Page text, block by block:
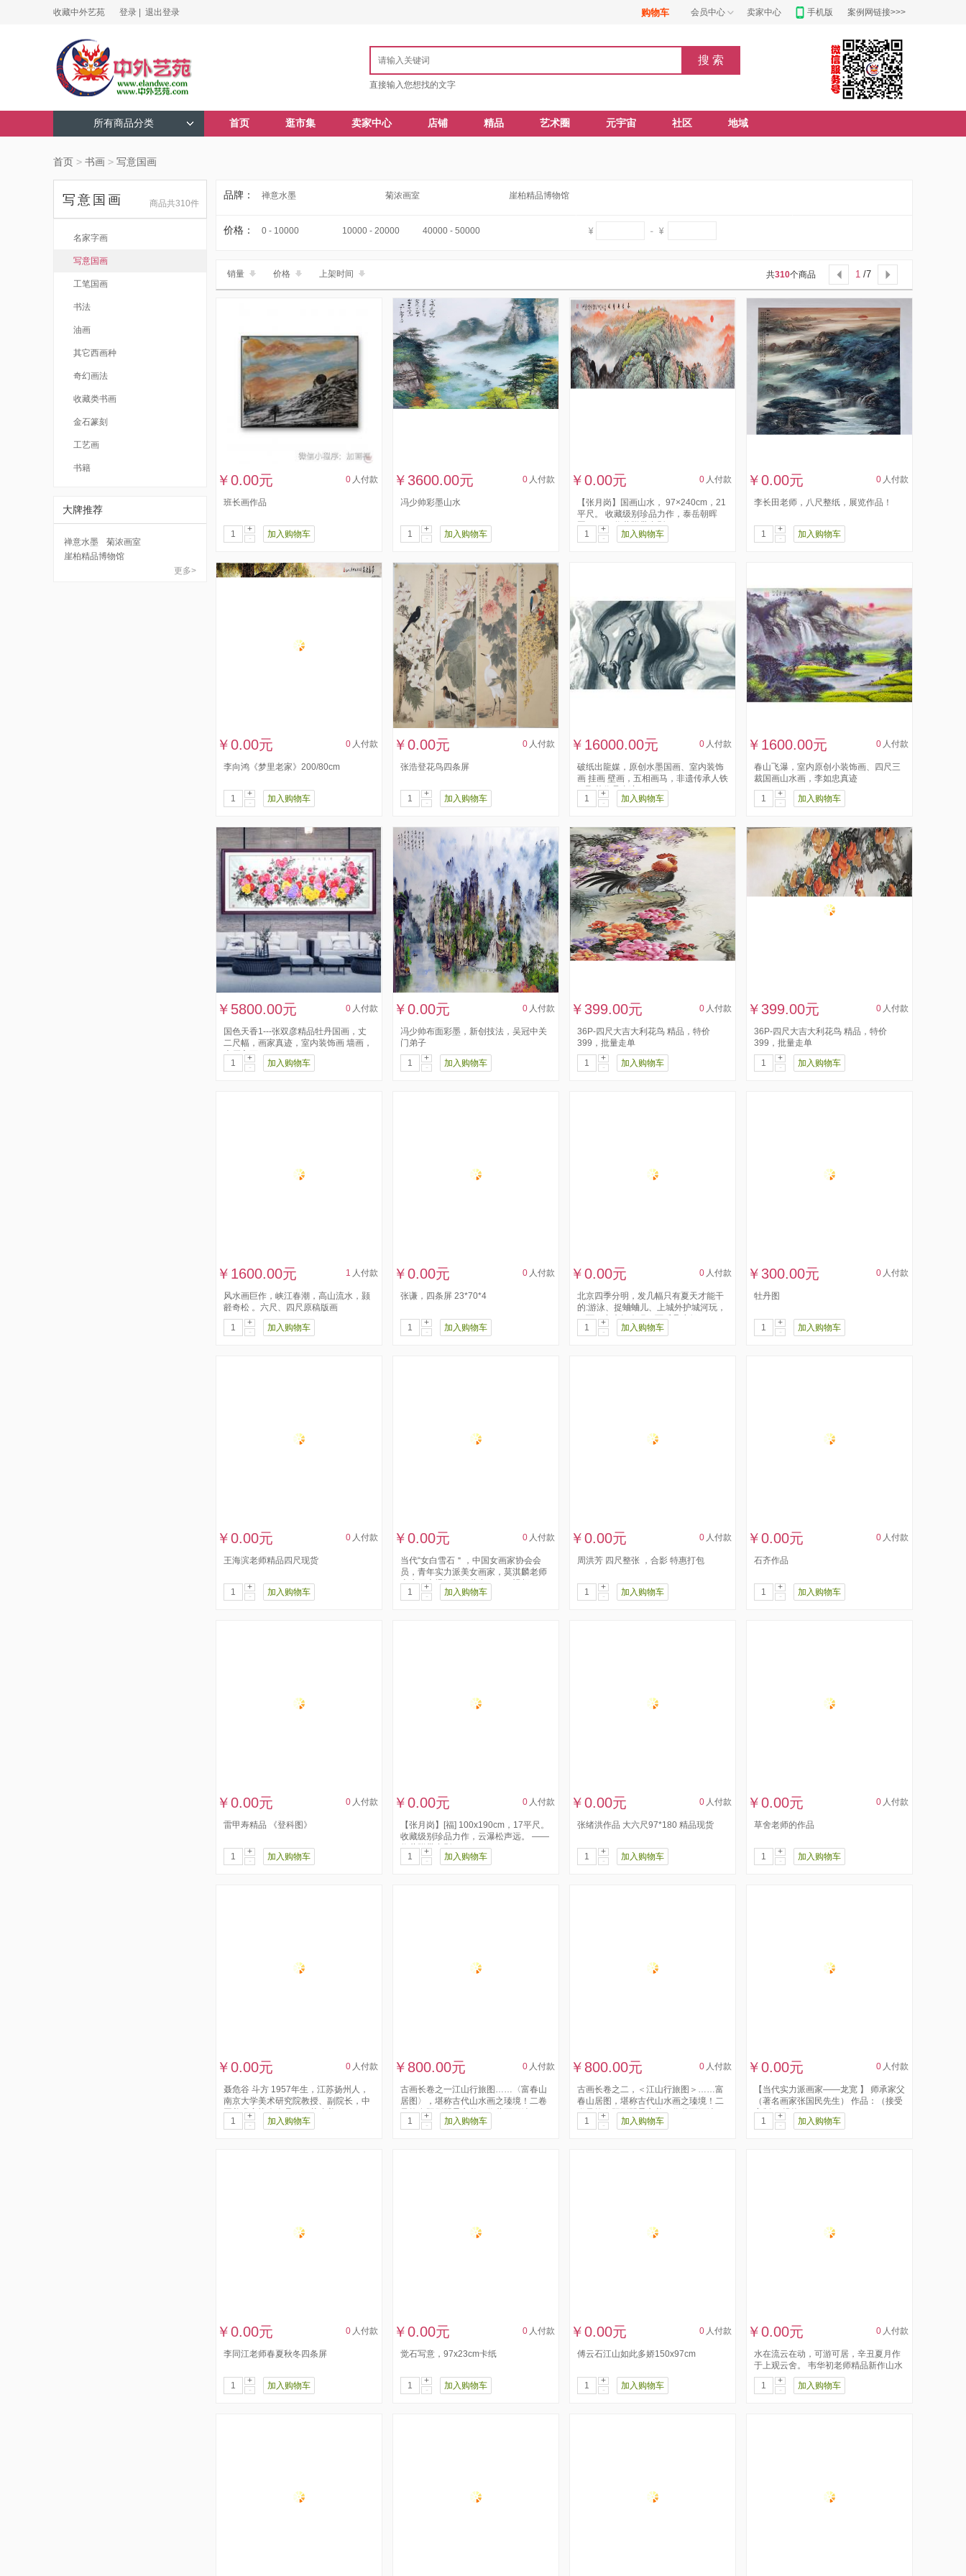
收藏中外艺苑 登录 | 退出登录 购物车 会员中心 卖家中心 手机版 案例网链接>>>
直接输入您想找的文字
所有商品分类 首页 逛市集 卖家中心 店铺 精品 艺术圈 元宇宙 社区 地域
首页 > 书画 > 写意国画
写意国画 商品共310件
名家字画
写意国画
工笔国画
书法
油画
其它西画种
奇幻画法
收藏类书画
金石篆刻
工艺画
书籍
大牌推荐
禅意水墨
菊浓画室
崖柏精品博物馆
更多>
品牌： 禅意水墨 菊浓画室 崖柏精品博物馆
价格： 0 - 10000 10000 - 20000 40000 - 50000
销量 价格 上架时间 共310个商品  1 /7 
￥0.00元 0 人付款
班长画作品
+
-
加入购物车
￥3600.00元 0 人付款
冯少帅彩墨山水
+
-
加入购物车
￥0.00元 0 人付款
【张月岗】国画山水， 97×240cm，21
平尺。 收藏级别珍品力作，泰岳朝晖
图。 ——收藏附带合影...
+
-
加入购物车
￥0.00元 0 人付款
李长田老师，八尺整纸，展览作品！
+
-
加入购物车
￥0.00元 0 人付款
李向鸿《梦里老家》200/80cm
+
-
加入购物车
￥0.00元 0 人付款
张浩登花鸟四条屏
+
-
加入购物车
￥16000.00元 0 人付款
破纸出龍媒，原创水墨国画、室内装饰
画 挂画 壁画，五相画马，非遗传承人铁
马飞花作品真迹
+
-
加入购物车
￥1600.00元 0 人付款
春山飞瀑，室内原创小装饰画、四尺三
裁国画山水画，李如忠真迹
+
-
加入购物车
￥5800.00元 0 人付款
国色天香1---张双彦精品牡丹国画，丈
二尺幅，画家真迹，室内装饰画 墙画，
大厅主画
+
-
加入购物车
￥0.00元 0 人付款
冯少帅布面彩墨，新创技法，吴冠中关
门弟子
+
-
加入购物车
￥399.00元 0 人付款
36P-四尺大吉大利花鸟 精品，特价
399，批量走单
+
-
加入购物车
￥399.00元 0 人付款
36P-四尺大吉大利花鸟 精品，特价
399，批量走单
+
-
加入购物车
￥1600.00元 1 人付款
风水画巨作，峡江春潮，高山流水，颢
壡奇松 。六尺、四尺原稿版画
+
-
加入购物车
￥0.00元 0 人付款
张谦，四条屏 23*70*4
+
-
加入购物车
￥0.00元 0 人付款
北京四季分明，发几幅只有夏天才能干
的:游泳、捉蛐蛐儿、上城外护城河玩，
下雨了出来打伞玩、雨后叠小船、...
+
-
加入购物车
￥300.00元 0 人付款
牡丹图
+
-
加入购物车
￥0.00元 0 人付款
王海滨老师精品四尺现货
+
-
加入购物车
￥0.00元 0 人付款
当代“女白雪石＂，中国女画家协会会
员，青年实力派美女画家，莫淇麟老师
山水画火爆订制收藏中！！！视频、...
+
-
加入购物车
￥0.00元 0 人付款
周洪芳 四尺整张 ，合影 特惠打包
+
-
加入购物车
￥0.00元 0 人付款
石齐作品
+
-
加入购物车
￥0.00元 0 人付款
雷甲寿精品 《登科图》
+
-
加入购物车
￥0.00元 0 人付款
【张月岗】[福] 100x190cm，17平尺。
收藏级别珍品力作，云瀑松声远。 ——
收藏附带合影，...
+
-
加入购物车
￥0.00元 0 人付款
张绪洪作品 大六尺97*180 精品现货
+
-
加入购物车
￥0.00元 0 人付款
草舍老师的作品
+
-
加入购物车
￥0.00元 0 人付款
聂危谷 斗方 1957年生，江苏扬州人，
南京大学美术研究院教授、副院长，中
国美术家协会会员，江苏省美...
+
-
加入购物车
￥800.00元 0 人付款
古画长卷之一江山行旅图……〈富春山
居图〉，堪称古代山水画之瑧境！二卷
风格有阳刚阴柔之美，收藏不可缺一...
+
-
加入购物车
￥800.00元 0 人付款
古画长卷之二，＜江山行旅图＞……富
春山居图，堪称古代山水画之瑧境！二
卷风格有阳刚阴柔之美，收藏不可缺...
+
-
加入购物车
￥0.00元 0 人付款
【当代实力派画家——龙宽 】 师承家父
（著名画家张国民先生） 作品：（接受
定制） 规格：140x70...
+
-
加入购物车
￥0.00元 0 人付款
李同江老师春夏秋冬四条屏
+
-
加入购物车
￥0.00元 0 人付款
觉石写意，97x23cm卡纸
+
-
加入购物车
￥0.00元 0 人付款
傅云石江山如此多娇150x97cm
+
-
加入购物车
￥0.00元 0 人付款
水在流云在动，可游可居，辛丑夏月作
于上观云舍。 韦华初老师精品新作山水
+
-
加入购物车